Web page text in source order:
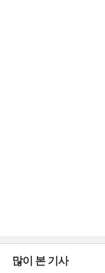
많이 본 기사